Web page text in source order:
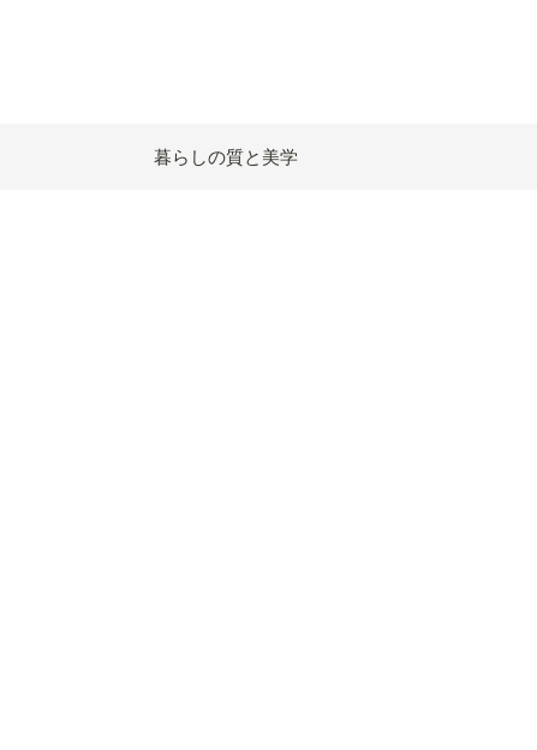
暮らしの質と美学